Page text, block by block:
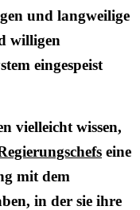
und langweilige
willigen
eingespeist
vielleicht wissen,
eine
mit dem
in der sie ihre